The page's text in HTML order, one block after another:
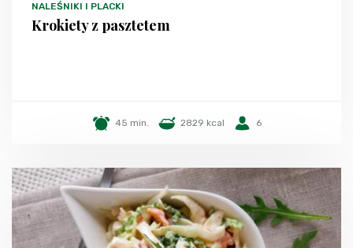
NALEŚNIKI I PLACKI
Krokiety z pasztetem
45 min. 2829 kcal 6